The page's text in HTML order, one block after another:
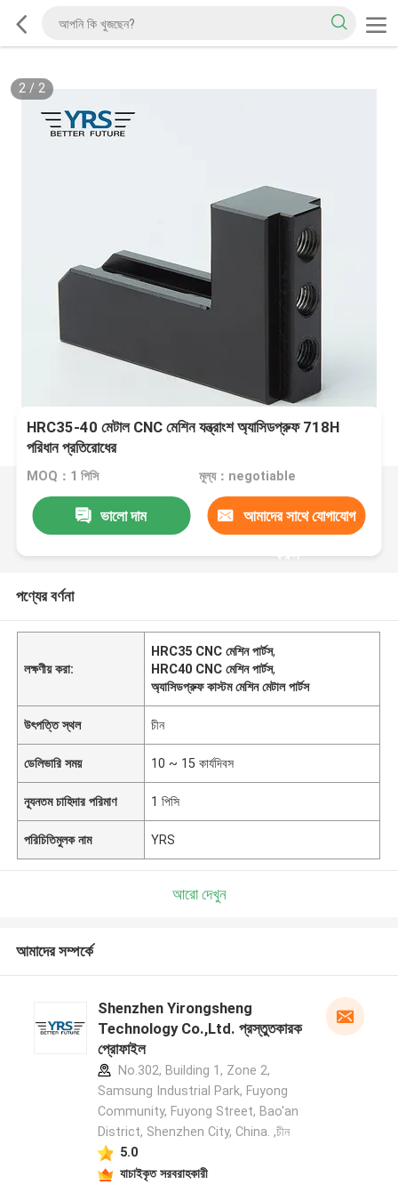
2/ 2
HRC35-40 মেটাল CNC মেশিন যন্ত্রাংশ অ্যাসিডপ্রুফ 718H
পরিধান প্রতিরোধের
MOQ：1 পিসি মূল্য：negotiable
ভালো দাম আমাদের সাথে যোগাযোগ
করুন
পণ্যের বর্ণনা
লক্ষণীয় করা:
HRC35 CNC মেশিন পার্টস,
HRC40 CNC মেশিন পার্টস,
অ্যাসিডপ্রুফ কাস্টম মেশিন মেটাল পার্টস
উৎপত্তি স্থল চীন
ডেলিভারি সময় 10 ~ 15 কার্যদিবস
ন্যূনতম চাহিদার পরিমাণ 1 পিসি
পরিচিতিমুলক নাম YRS
আরো দেখুন
আমাদের সম্পর্কে
Shenzhen Yirongsheng
Technology Co.,Ltd. প্রস্তুতকারক
প্রোফাইল
No.302, Building 1, Zone 2,
Samsung Industrial Park, Fuyong
Community, Fuyong Street, Bao'an
District, Shenzhen City, China. ,চীন
5.0
যাচাইকৃত সরবরাহকারী